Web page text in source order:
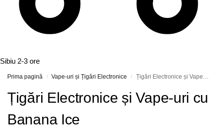
Sibiu 2-3 ore
Prima pagină / Vape-uri și Țigări Electronice / Țigări Electronice și Vape-uri cu Banana Ice
Țigări Electronice și Vape-uri cu
Banana Ice